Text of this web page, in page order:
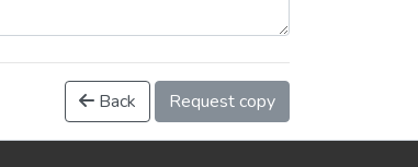
Back Request copy